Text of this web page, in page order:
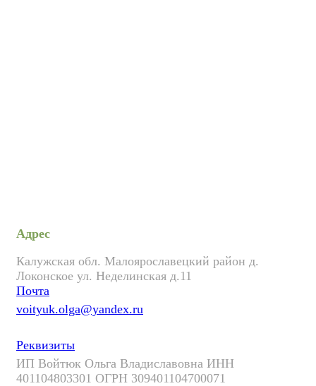
Адрес
Калужская обл. Малоярославецкий район д.
Локонское ул. Неделинская д.11
Почта
voityuk.olga@yandex.ru
Реквизиты
ИП Войтюк Ольга Владиславовна ИНН
401104803301 ОГРН 309401104700071